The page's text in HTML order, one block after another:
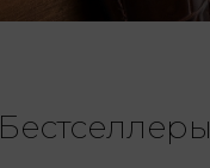
Бестселлеры